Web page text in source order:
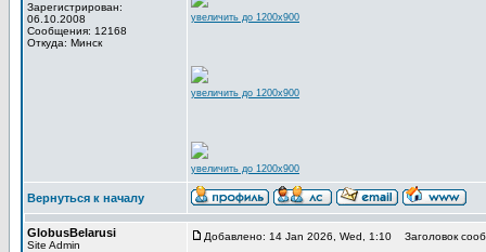
Зарегистрирован:
06.10.2008
Сообщения: 12168
Откуда: Минск
увеличить до 1200x900
увеличить до 1200x900
увеличить до 1200x900
Вернуться к началу
GlobusBelarusi
Site Admin
Добавлено: 14 Jan 2026, Wed, 1:10 Заголовок